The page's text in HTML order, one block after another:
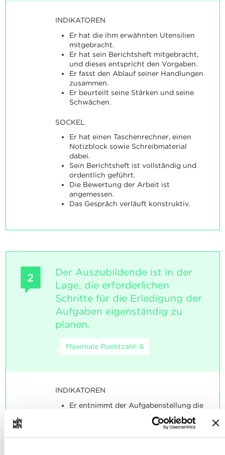
INDIKATOREN
Er hat die ihm erwähnten Utensilien
mitgebracht.
Er hat sein Berichtsheft mitgebracht,
und dieses entspricht den Vorgaben.
Er fasst den Ablauf seiner Handlungen
zusammen.
Er beurteilt seine Stärken und seine
Schwächen.
SOCKEL
Er hat einen Taschenrechner, einen
Notizblock sowie Schreibmaterial
dabei.
Sein Berichtsheft ist vollständig und
ordentlich geführt.
Die Bewertung der Arbeit ist
angemessen.
Das Gespräch verläuft konstruktiv.
2
Der Auszubildende ist in der
Lage, die erforderlichen
Schritte für die Erledigung der
Aufgaben eigenständig zu
planen.
Maximale Punktzahl: 6
INDIKATOREN
Er entnimmt der Aufgabenstellung die
richtigen Informationen, um den
Artikeln neue Lagerplätze